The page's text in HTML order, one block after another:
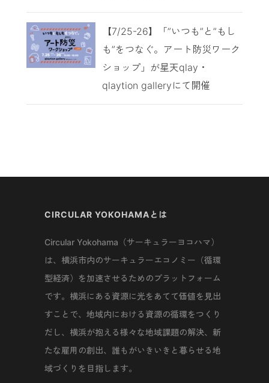
【7/25-26】「”いつも”と”もし
も”をつなぐ。アート防災ワーク
ショップ」が星天qlay・
qlaytion galleryにて開催
CIRCULAR YOKOHAMAとは
Circular Yokohama（サーキュラーヨコハマ）
は、横浜市内のサーキュラーエコノミー（循環
型経済）を加速させるためのプラットフォーム
です。横浜にある資源に光をあてて価値を見出
すことで、地域内における資源の循環をつくり
だし、横浜が抱える様々な地域課題の解決、新
たな雇用の創出、誰もがいきいきと暮らせる地
域づくりを目指します。